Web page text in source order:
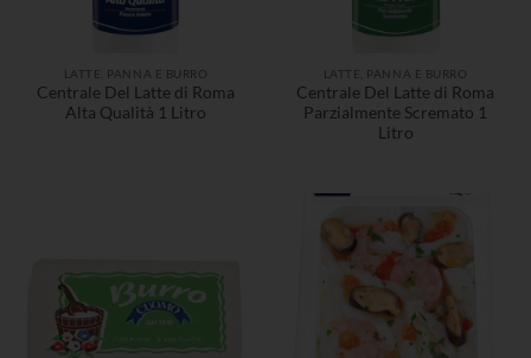
LATTE, PANNA E BURRO
Centrale Del Latte di Roma
Alta Qualità 1 Litro
LATTE, PANNA E BURRO
Centrale Del Latte di Roma
Parzialmente Scremato 1
Litro